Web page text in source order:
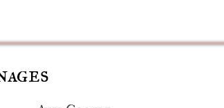
Avis Google